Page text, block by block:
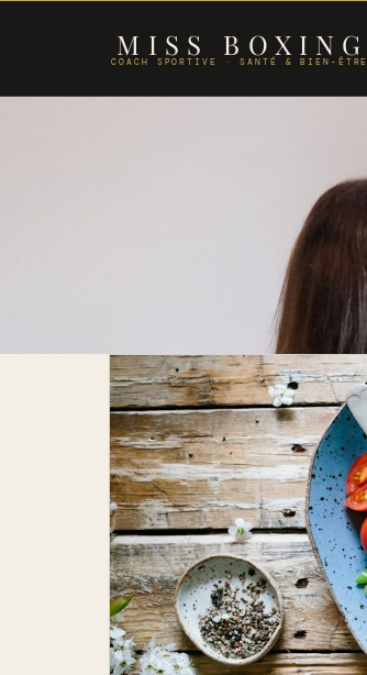
MISS BOXING
COACH SPORTIVE · SANTÉ & BIEN-ÊTRE